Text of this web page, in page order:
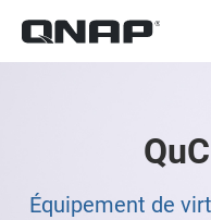
Équipement de